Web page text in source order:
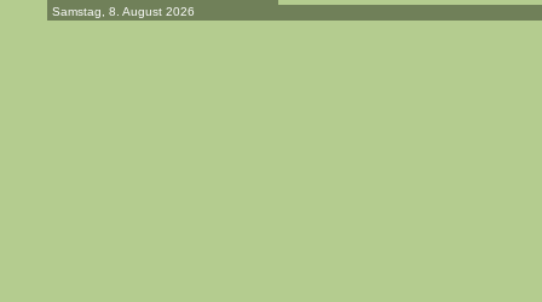
Samstag, 8. August 2026